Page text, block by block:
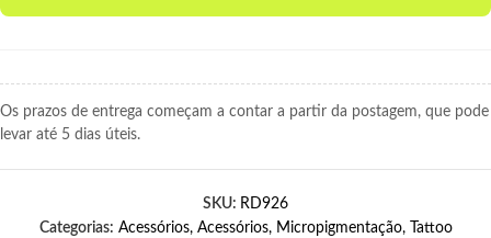
Os prazos de entrega começam a contar a partir da postagem, que pode
levar até 5 dias úteis.
SKU: RD926
Categorias: Acessórios, Acessórios, Micropigmentação, Tattoo